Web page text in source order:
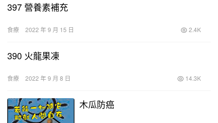
397 營養素補充
食療 2022 年 9 月 15 日 2.4K
390 火龍果凍
食療 2022 年 9 月 8 日 14.3K
木瓜防癌